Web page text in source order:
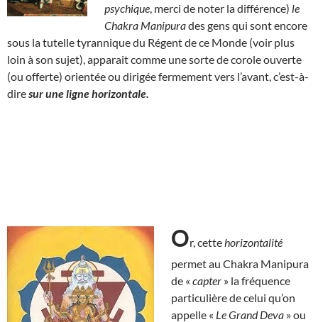
psychique , merci de noter la différence) le
Chakra Manipurades gens qui sont encore
sous la tutelle tyrannique du Régent de ce Monde (voir plus
loin à son sujet), apparait comme une sorte de corole ouverte
(ou offerte) orientée ou dirigée fermement vers l’avant, c’est-à-
diresur une ligne horizontale.
Or, cette horizontalité
permet au Chakra Manipura
de « capter » la fréquence
particulière de celui qu’on
appelle « Le Grand Deva » ou